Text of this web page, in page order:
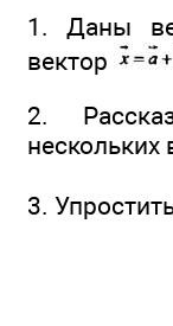
1. Даны
вектор
2.
нескольких
3.